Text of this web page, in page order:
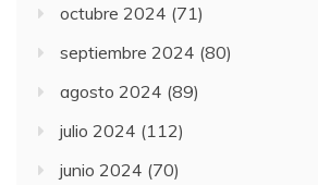
octubre 2024 (71)
septiembre 2024 (80)
agosto 2024 (89)
julio 2024 (112)
junio 2024 (70)